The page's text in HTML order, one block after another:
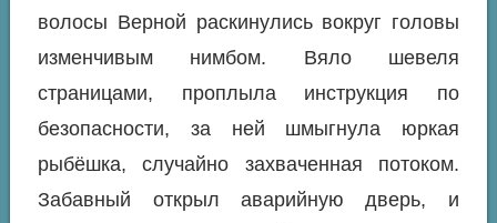
волосы Верной раскинулись вокруг головы
изменчивым нимбом. Вяло шевеля
страницами, проплыла инструкция по
безопасности, за ней шмыгнула юркая
рыбёшка, случайно захваченная потоком.
Забавный открыл аварийную дверь, и